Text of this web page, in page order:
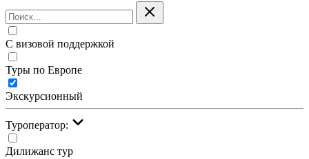
С визовой поддержкой
Туры по Европе
Экскурсионный
Туроператор:
Дилижанс тур